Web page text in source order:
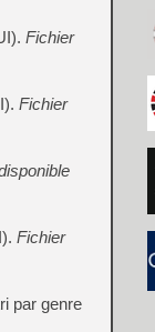
Fichier
Fichier
Fichier
par genre